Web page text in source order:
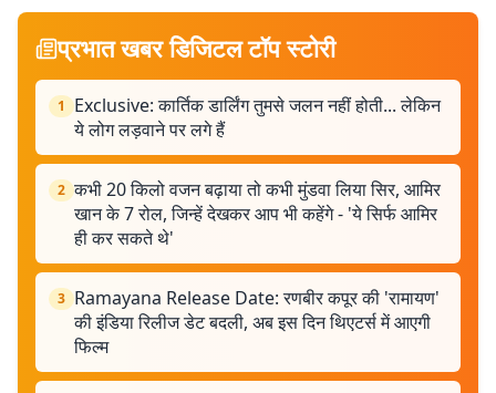
प्रभात खबर डिजिटल टॉप स्टोरी
1
Exclusive: कार्तिक डार्लिंग तुमसे जलन नहीं होती... लेकिन
ये लोग लड़वाने पर लगे हैं
2 कभी 20 किलो वजन बढ़ाया तो कभी मुंडवा लिया सिर, आमिर
खान के 7 रोल, जिन्हें देखकर आप भी कहेंगे - 'ये सिर्फ आमिर
ही कर सकते थे'
3 Ramayana Release Date: रणबीर कपूर की 'रामायण'
की इंडिया रिलीज डेट बदली, अब इस दिन थिएटर्स में आएगी
फिल्म